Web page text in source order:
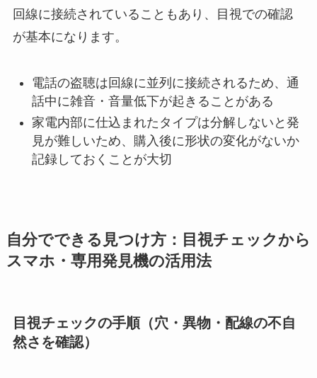
回線に接続されていることもあり、目視での確認
が基本になります。
電話の盗聴は回線に並列に接続されるため、通
話中に雑音・音量低下が起きることがある
家電内部に仕込まれたタイプは分解しないと発
見が難しいため、購入後に形状の変化がないか
記録しておくことが大切
自分でできる見つけ方：目視チェックから
スマホ・専用発見機の活用法
目視チェックの手順（穴・異物・配線の不自
然さを確認）